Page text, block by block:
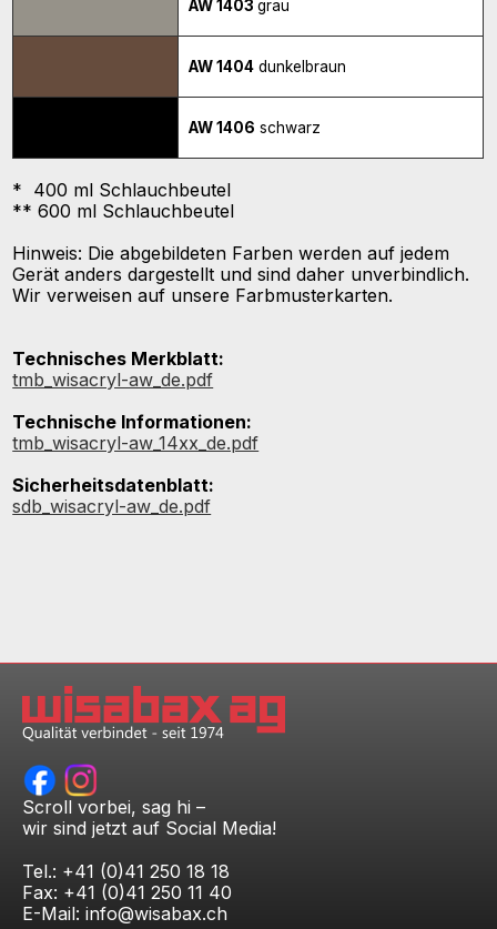
AW 1403 grau
AW 1404dunkelbraun
AW 1406 schwarz
* 400 ml Schlauchbeutel
** 600 ml Schlauchbeutel
Hinweis: Die abgebildeten Farben werden auf jedem
Gerät anders dargestellt und sind daher unverbindlich.
Wir verweisen auf unsere Farbmusterkarten.
Technisches Merkblatt:
tmb_wisacryl-aw_de.pdf
Technische Informationen:
tmb_wisacryl-aw_14xx_de.pdf
Sicherheitsdatenblatt:
sdb_wisacryl-aw_de.pdf
Scroll vorbei, sag hi –
wir sind jetzt auf Social Media!
Tel.: +41 (0)41 250 18 18
Fax: +41 (0)41 250 11 40
E-Mail: info@wisabax.ch